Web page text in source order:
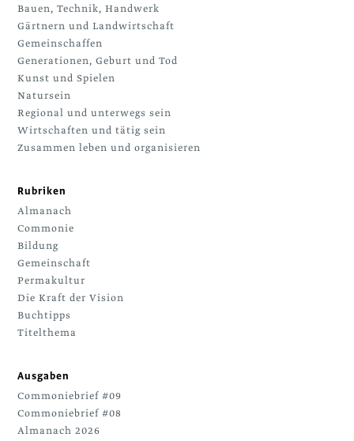
Bauen, Technik, Handwerk
Gärtnern und Landwirtschaft
Gemeinschaffen
Generationen, Geburt und Tod
Kunst und Spielen
Natursein
Regional und unterwegs sein
Wirtschaften und tätig sein
Zusammen leben und organisieren
Rubriken
Almanach
Commonie
Bildung
Gemeinschaft
Permakultur
Die Kraft der Vision
Buchtipps
Titelthema
Ausgaben
Commoniebrief #09
Commoniebrief #08
Almanach 2026